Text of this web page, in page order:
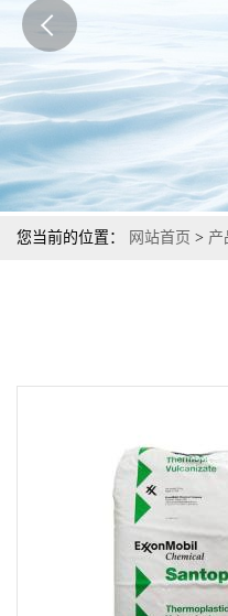
您当前的位置： 网站首页 > 产